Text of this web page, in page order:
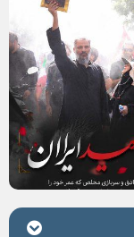
با حکم وزیر اقتصاد؛ «حسین فروزان» به عنوان دبیر شورایعالی مناطق آزاد و ویژه اقتصادی منصوب شد
نگاهی به اقدامات ۴ ساله منطقه آزاد ماکو / ۱۳۰۰ روز کار جهادی
شتاب توسعه زیرساخت‌ها در منطقه آزاد ماکو با اجرای ۲۴ پروژه عمرانی
همزمان با حضور کمپر گردشگران در منطقه آزاد ماکو؛ از یک کمپر ساخت منطقه آزاد ماکو رونمایی می‌شود
حضور ۵۰ کمپر گردشگری از سراسر کشور در منطقه آزاد ماکو
مجموعه عکس وداع با آقای شهید ایران از نگاه دوربین